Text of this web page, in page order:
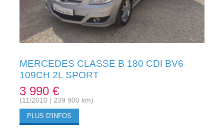
MERCEDES CLASSE B 180 CDI BV6
109CH 2L SPORT
3 990 €
(11/2010 | 239 900 km)
PLUS D'INFOS